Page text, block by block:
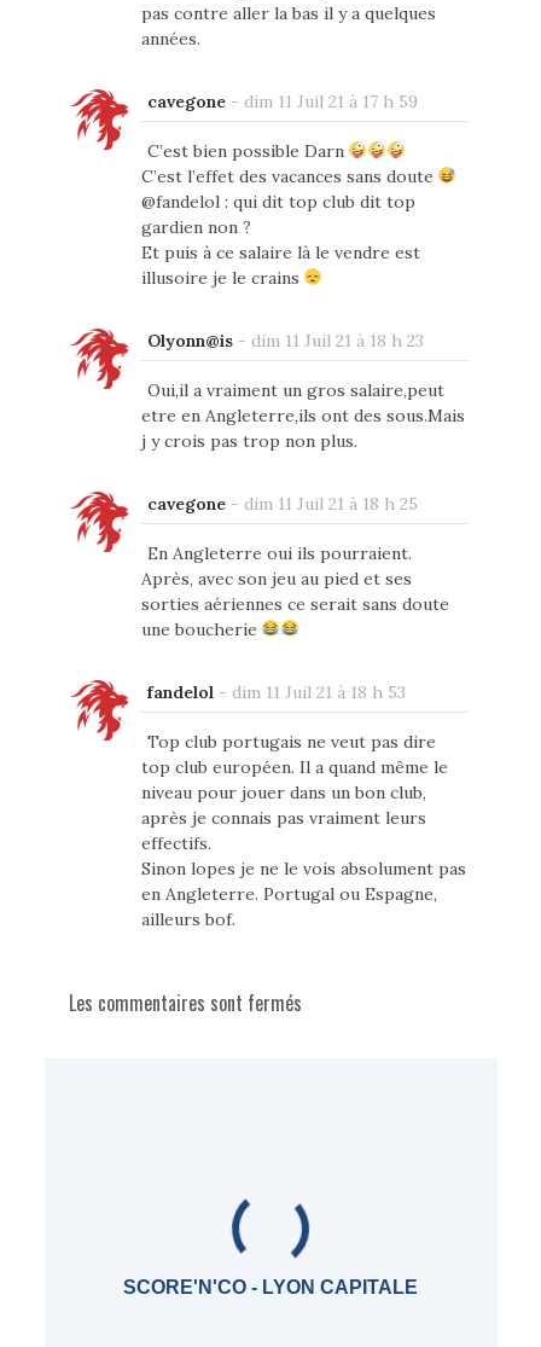
pas contre aller la bas il y a quelques
années.
cavegone- dim 11 Juil 21 à 17 h 59
C’est bien possible Darn
C’est l’effet des vacances sans doute
@fandelol : qui dit top club dit top
gardien non ?
Et puis à ce salaire là le vendre est
illusoire je le crains
Olyonn@is- dim 11 Juil 21 à 18 h 23
Oui,il a vraiment un gros salaire,peut
etre en Angleterre,ils ont des sous.Mais
j y crois pas trop non plus.
cavegone- dim 11 Juil 21 à 18 h 25
En Angleterre oui ils pourraient.
Après, avec son jeu au pied et ses
sorties aériennes ce serait sans doute
une boucherie
fandelol - dim 11 Juil 21 à 18 h 53
Top club portugais ne veut pas dire
top club européen. Il a quand même le
niveau pour jouer dans un bon club,
après je connais pas vraiment leurs
effectifs.
Sinon lopes je ne le vois absolument pas
en Angleterre. Portugal ou Espagne,
ailleurs bof.
Les commentaires sont fermés
SCORE'N'CO - LYON CAPITALE